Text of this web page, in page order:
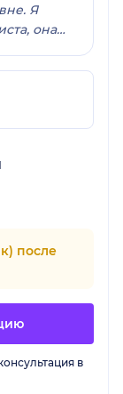
Я
она
Вы в
после
в